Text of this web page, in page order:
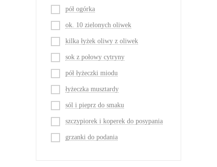
pół ogórka
ok. 10 zielonych oliwek
kilka łyżek oliwy z oliwek
sok z połowy cytryny
pół łyżeczki miodu
łyżeczka musztardy
sól i pieprz do smaku
szczypiorek i koperek do posypania
grzanki do podania